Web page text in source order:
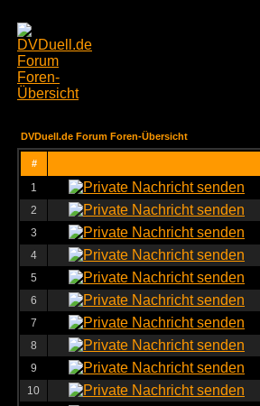
DVDuell.de Forum Foren-Übersicht
#
1
2
3
4
5
6
7
8
9
10